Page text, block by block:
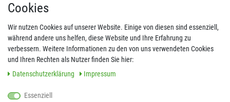
Cookies
Wir nutzen Cookies auf unserer Website. Einige von diesen sind essenziell,
während andere uns helfen, diese Website und Ihre Erfahrung zu
verbessern. Weitere Informationen zu den von uns verwendeten Cookies
und Ihren Rechten als Nutzer finden Sie hier:
Daten­schutz­erklärung
Impressum
Essenziell